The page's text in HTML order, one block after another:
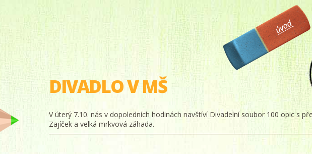
DIVADLO V MŠ
V úterý 7.10. nás v dopoledních hodinách navštíví Divadelní soubor 100 opic s
Zajíček a velká mrkvová záhada.